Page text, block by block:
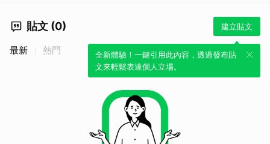
貼文 (0) 建立貼文
全新體驗！一鍵引用此內容，透過發布貼
文來輕鬆表達個人立場。
最新 熱門